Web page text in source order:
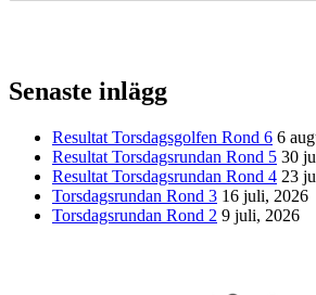
Senaste inlägg
Resultat Torsdagsgolfen Rond 6 6
Resultat Torsdagsrundan Rond 5 30
Resultat Torsdagsrundan Rond 4 23
Torsdagsrundan Rond 3 16 juli, 2026
Torsdagsrundan Rond 2 9 juli, 2026